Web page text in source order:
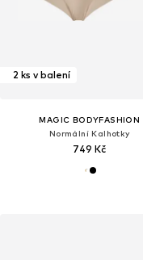
2 ks v balení
MAGIC BODYFASHION
Normální Kalhotky
749 Kč